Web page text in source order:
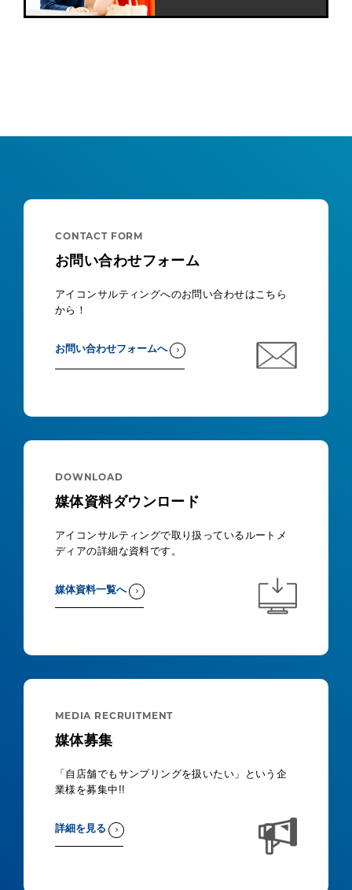
CONTACT FORM
お問い合わせフォーム
アイコンサルティングへのお問い合わせはこちら
から！
お問い合わせフォームへ
DOWNLOAD
媒体資料ダウンロード
アイコンサルティングで取り扱っているルートメ
ディアの詳細な資料です。
媒体資料一覧へ
MEDIA RECRUITMENT
媒体募集
「自店舗でもサンプリングを扱いたい」という企
業様を募集中!!
詳細を見る